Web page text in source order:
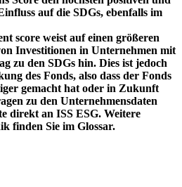
auf die SDGs, ebenfalls im
score weist auf einen größeren
Investitionen in Unternehmen mit
zu den SDGs hin. Dies ist jedoch
des Fonds, also dass der Fonds
gemacht hat oder in Zukunft
zu den Unternehmensdaten
direkt an ISS ESG. Weitere
finden Sie im Glossar.